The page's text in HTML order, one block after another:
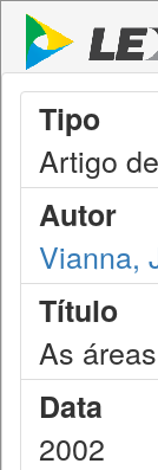
Tipo
Artigo
Autor
Vianna,
Título
As
Data
2002